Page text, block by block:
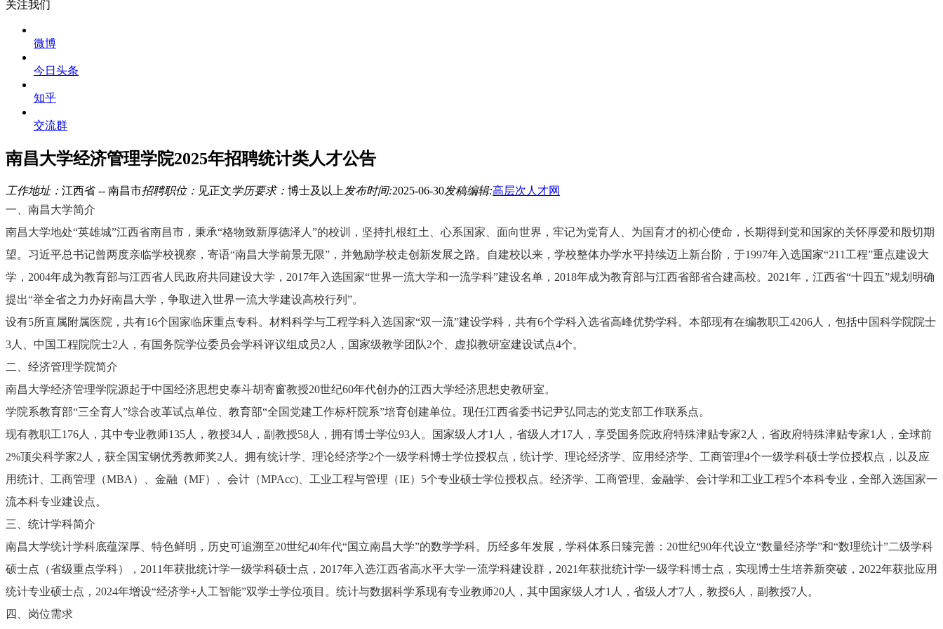
关注我们
微博
今日头条
知乎
交流群
南昌大学经济管理学院2025年招聘统计类人才公告
工作地址： 江西省 -- 南昌市招聘职位： 见正文学历要求： 博士及以上发布时间:2025-06-30发稿编辑:高层次人才网
一、南昌大学简介
南昌大学地处“英雄城”江西省南昌市，秉承“格物致新厚德泽人”的校训，坚持扎根红土、心系国家、面向世界，牢记为党育人、为国育才的初心使命，长期得到党和国家的关怀厚爱和殷切期
望。习近平总书记曾两度亲临学校视察，寄语“南昌大学前景无限”，并勉励学校走创新发展之路。自建校以来，学校整体办学水平持续迈上新台阶，于1997年入选国家“211工程”重点建设大
学，2004年成为教育部与江西省人民政府共同建设大学，2017年入选国家“世界一流大学和一流学科”建设名单，2018年成为教育部与江西省部省合建高校。2021年，江西省“十四五”规划明确
提出“举全省之力办好南昌大学，争取进入世界一流大学建设高校行列”。
设有5所直属附属医院，共有16个国家临床重点专科。材料科学与工程学科入选国家“双一流”建设学科，共有6个学科入选省高峰优势学科。本部现有在编教职工4206人，包括中国科学院院士
3人、中国工程院院士2人，有国务院学位委员会学科评议组成员2人，国家级教学团队2个、虚拟教研室建设试点4个。
二、经济管理学院简介
南昌大学经济管理学院源起于中国经济思想史泰斗胡寄窗教授20世纪60年代创办的江西大学经济思想史教研室。
学院系教育部“三全育人”综合改革试点单位、教育部“全国党建工作标杆院系”培育创建单位。现任江西省委书记尹弘同志的党支部工作联系点。
现有教职工176人，其中专业教师135人，教授34人，副教授58人，拥有博士学位93人。国家级人才1人，省级人才17人，享受国务院政府特殊津贴专家2人，省政府特殊津贴专家1人，全球前
2%顶尖科学家2人，获全国宝钢优秀教师奖2人。拥有统计学、理论经济学2个一级学科博士学位授权点，统计学、理论经济学、应用经济学、工商管理4个一级学科硕士学位授权点，以及应
用统计、工商管理（MBA）、金融（MF）、会计（MPAcc)、工业工程与管理（IE）5个专业硕士学位授权点。经济学、工商管理、金融学、会计学和工业工程5个本科专业，全部入选国家一
流本科专业建设点。
三、统计学科简介
南昌大学统计学科底蕴深厚、特色鲜明，历史可追溯至20世纪40年代“国立南昌大学”的数学学科。历经多年发展，学科体系日臻完善：20世纪90年代设立“数量经济学”和“数理统计”二级学科
硕士点（省级重点学科），2011年获批统计学一级学科硕士点，2017年入选江西省高水平大学一流学科建设群，2021年获批统计学一级学科博士点，实现博士生培养新突破，2022年获批应用
统计专业硕士点，2024年增设“经济学+人工智能”双学士学位项目。统计与数据科学系现有专业教师20人，其中国家级人才1人，省级人才7人，教授6人，副教授7人。
四、岗位需求